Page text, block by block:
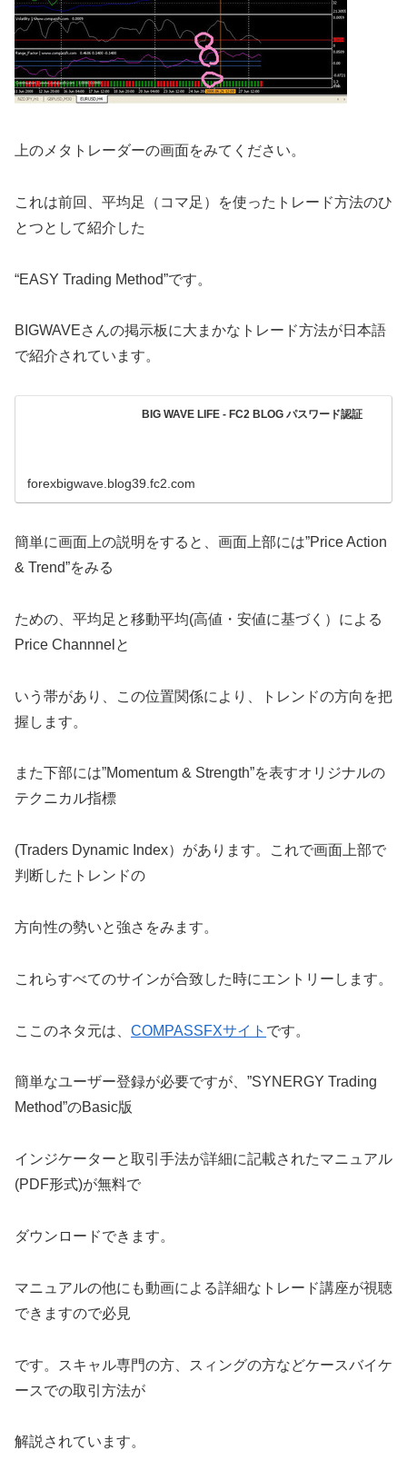
上のメタトレーダーの画面をみてください。
これは前回、平均足（コマ足）を使ったトレード方法のひ
とつとして紹介した
“EASY Trading Method”です。
BIGWAVEさんの掲示板に大まかなトレード方法が日本語
で紹介されています。
BIG WAVE LIFE - FC2 BLOG パスワード認証
forexbigwave.blog39.fc2.com
簡単に画面上の説明をすると、画面上部には”Price Action
& Trend”をみる
ための、平均足と移動平均(高値・安値に基づく）による
Price Channnelと
いう帯があり、この位置関係により、トレンドの方向を把
握します。
また下部には”Momentum & Strength”を表すオリジナルの
テクニカル指標
(Traders Dynamic Index）があります。これで画面上部で
判断したトレンドの
方向性の勢いと強さをみます。
これらすべてのサインが合致した時にエントリーします。
ここのネタ元は、 COMPASSFXサイト です。
簡単なユーザー登録が必要ですが、”SYNERGY Trading
Method”のBasic版
インジケーターと取引手法が詳細に記載されたマニュアル
(PDF形式)が無料で
ダウンロードできます。
マニュアルの他にも動画による詳細なトレード講座が視聴
できますので必見
です。スキャル専門の方、スィングの方などケースバイケ
ースでの取引方法が
解説されています。